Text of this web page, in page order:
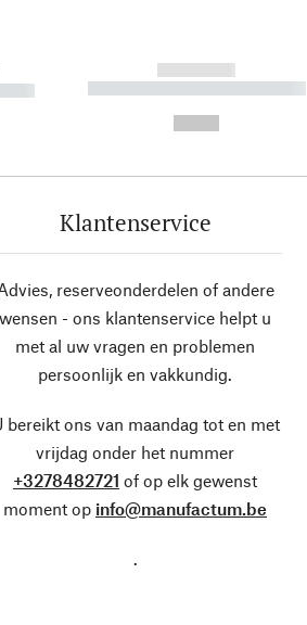
------------
----------- ----------- ----------
Klantenservice
reserveonderdelen of andere
wensen - ons klantenservice helpt u
met al uw vragen en problemen
persoonlijk en vakkundig.
bereikt ons van maandag tot en met
vrijdag onder het nummer
+3278482721 of op elk gewenst
moment op info@manufactum.be
.